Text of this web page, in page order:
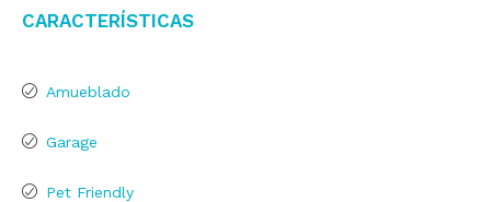
Características
Amueblado
Garage
Pet Friendly